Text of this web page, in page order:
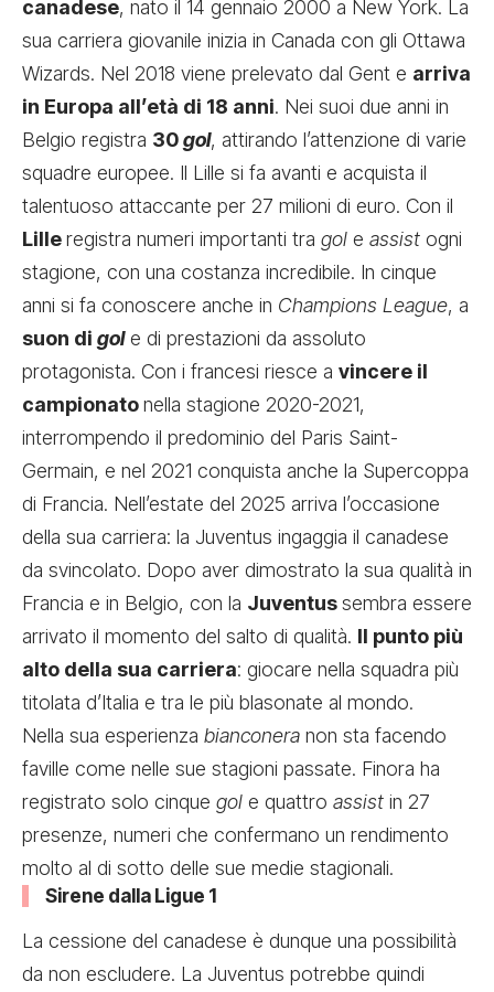
canadese, nato il 14 gennaio 2000 a New York. La
sua carriera giovanile inizia in Canada con gli Ottawa
Wizards. Nel 2018 viene prelevato dal Gent e arriva
in Europa all’età di 18 anni. Nei suoi due anni in
Belgio registra 30gol, attirando l’attenzione di varie
squadre europee. Il Lille si fa avanti e acquista il
talentuoso attaccante per 27 milioni di euro. Con il
Lilleregistra numeri importanti tra gol e assist ogni
stagione, con una costanza incredibile. In cinque
anni si fa conoscere anche in Champions League, a
suon di gole di prestazioni da assoluto
protagonista. Con i francesi riesce a vincere il
campionatonella stagione 2020-2021,
interrompendo il predominio del Paris Saint-
Germain, e nel 2021 conquista anche la Supercoppa
di Francia. Nell’estate del 2025 arriva l’occasione
della sua carriera: la Juventus ingaggia il canadese
da svincolato. Dopo aver dimostrato la sua qualità in
Francia e in Belgio, con la Juventussembra essere
arrivato il momento del salto di qualità. Il punto più
alto della sua carriera: giocare nella squadra più
titolata d’Italia e tra le più blasonate al mondo.
Nella sua esperienza bianconera non sta facendo
faville come nelle sue stagioni passate. Finora ha
registrato solo cinque gol e quattro assist in 27
presenze, numeri che confermano un rendimento
molto al di sotto delle sue medie stagionali.
Sirene dalla Ligue 1
La cessione del canadese è dunque una possibilità
da non escludere. La Juventus potrebbe quindi